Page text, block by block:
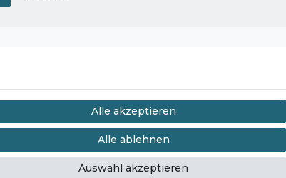
Alle akzeptieren
Alle ablehnen
Auswahl akzeptieren